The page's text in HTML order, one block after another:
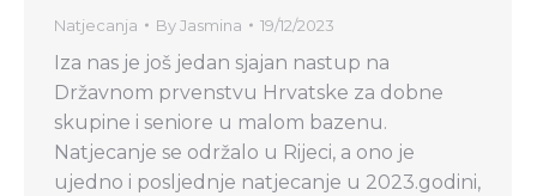
Natjecanja ByJasmina 19/12/2023
Iza nas je još jedan sjajan nastup na
Državnom prvenstvu Hrvatske za dobne
skupine i seniore u malom bazenu.
Natjecanje se održalo u Rijeci, a ono je
ujedno i posljednje natjecanje u 2023.godini,